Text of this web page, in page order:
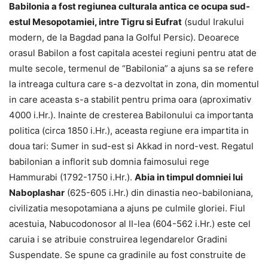
Babilonia a fost regiunea culturala antica ce ocupa sud-
estul Mesopotamiei, intre Tigru si Eufrat (sudul Irakului
modern, de la Bagdad pana la Golful Persic). Deoarece
orasul Babilon a fost capitala acestei regiuni pentru atat de
multe secole, termenul de “Babilonia” a ajuns sa se refere
la intreaga cultura care s-a dezvoltat in zona, din momentul
in care aceasta s-a stabilit pentru prima oara (aproximativ
4000 i.Hr.). Inainte de cresterea Babilonului ca importanta
politica (circa 1850 i.Hr.), aceasta regiune era impartita in
doua tari: Sumer in sud-est si Akkad in nord-vest. Regatul
babilonian a inflorit sub domnia faimosului rege
Hammurabi (1792-1750 i.Hr.). Abia in timpul domniei lui
Naboplashar (625-605 i.Hr.) din dinastia neo-babiloniana,
civilizatia mesopotamiana a ajuns pe culmile gloriei. Fiul
acestuia, Nabucodonosor al II-lea (604-562 i.Hr.) este cel
caruia i se atribuie construirea legendarelor Gradini
Suspendate. Se spune ca gradinile au fost construite de